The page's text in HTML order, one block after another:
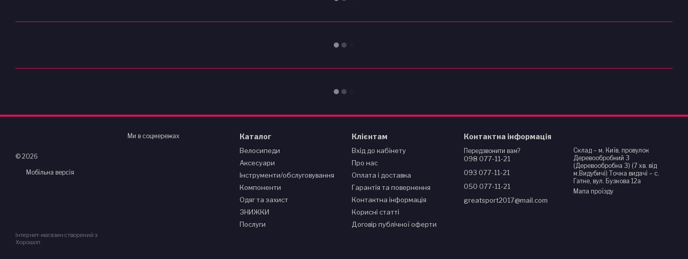
© 2026
Мобільна версія
Інтернет-магазин створений з
Хорошоп
Ми в соцмережах Каталог
Велосипеди
Аксесуари
Інструменти/обслуговування
Компоненти
Одяг та захист
ЗНИЖКИ
Послуги
Клієнтам
Вхід до кабінету
Про нас
Оплата і доставка
Гарантія та повернення
Контактна інформація
Корисні статті
Договір публічної оферти
Контактна інформація
Передзвонити вам?
098 077-11-21
093 077-11-21
050 077-11-21
greatsport2017@mail.com
Склад – м. Київ, провулок
Деревообробний 3
(Деревообробна 3) (7 хв. від
м.Видубичі) Точка видачі – с.
Гатне, вул. Бузкова 12а
Мапа проїзду